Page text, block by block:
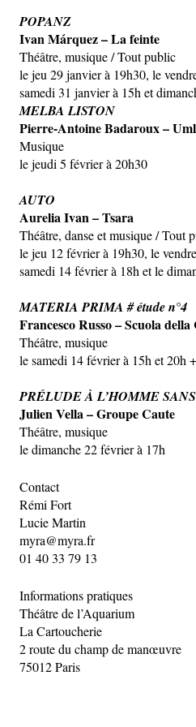
POPANZ
Ivan Márquez – La feinte
Théâtre, musique / Tout public
le jeu 29 janvier à 19h30, le
samedi 31 janvier à 15h et
MELBA LISTON
Pierre-Antoine Badaroux –
Musique
le jeudi 5 février à 20h30
AUTO
Aurelia Ivan – Tsara
Théâtre, danse et musique / Tout
le jeu 12 février à 19h30, le
samedi 14 février à 18h et le
MATERIA PRIMA # étude n°4
Francesco Russo – Scuola
Théâtre, musique
le samedi 14 février à 15h et 20h
PRÉLUDE À L’HOMME
Julien Vella – Groupe Caute
Théâtre, musique
le dimanche 22 février à 17h
Contact
Rémi Fort
Lucie Martin
myra@myra.fr
01 40 33 79 13
Informations pratiques
Théâtre de l’Aquarium
La Cartoucherie
2 route du champ de manœuvre
75012 Paris